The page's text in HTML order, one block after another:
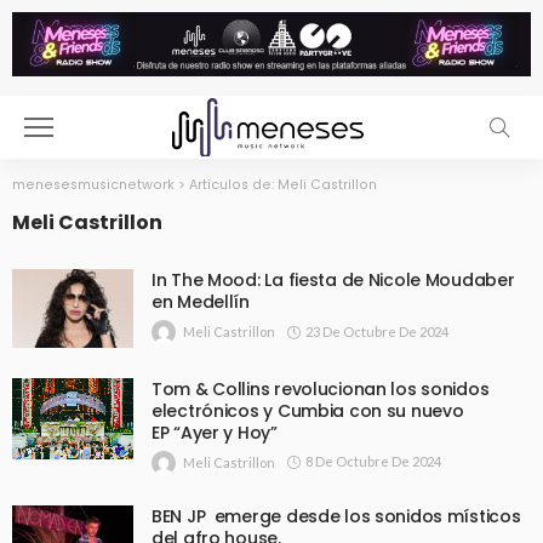
menesesmusicnetwork > Artículos de: Meli Castrillon
Meli Castrillon
In The Mood: La fiesta de Nicole Moudaber
en Medellín
Meli Castrillon 23 De Octubre De 2024
Tom & Collins revolucionan los sonidos
electrónicos y Cumbia con su nuevo
EP “Ayer y Hoy”
Meli Castrillon 8 De Octubre De 2024
BEN JP emerge desde los sonidos místicos
del afro house.